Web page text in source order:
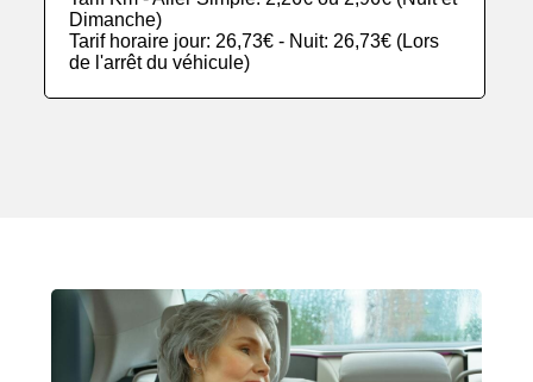
Dimanche)
Tarif horaire jour: 26,73€ - Nuit: 26,73€ (Lors
de l'arrêt du véhicule)